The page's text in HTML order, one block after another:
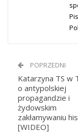
POPRZEDNI
Katarzyna TS w
o antypolskiej
propagandzie i
żydowskim
zakłamywaniu
[WIDEO]